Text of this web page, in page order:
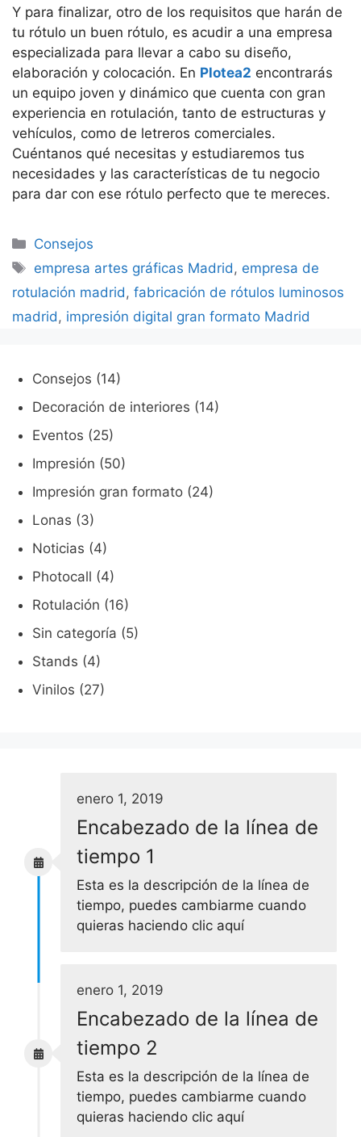
Y para finalizar, otro de los requisitos que harán de
tu rótulo un buen rótulo, es acudir a una empresa
especializada para llevar a cabo su diseño,
elaboración y colocación. En Plotea2 encontrarás
un equipo joven y dinámico que cuenta con gran
experiencia en rotulación, tanto de estructuras y
vehículos, como de letreros comerciales.
Cuéntanos qué necesitas y estudiaremos tus
necesidades y las características de tu negocio
para dar con ese rótulo perfecto que te mereces.
Categorías
Consejos
Etiquetas
empresa artes gráficas Madrid , empresa de
rotulación madrid , fabricación de rótulos luminosos
madrid , impresión digital gran formato Madrid
Consejos (14)
Decoración de interiores (14)
Eventos (25)
Impresión (50)
Impresión gran formato (24)
Lonas (3)
Noticias (4)
Photocall (4)
Rotulación (16)
Sin categoría (5)
Stands (4)
Vinilos (27)
enero 1, 2019
Encabezado de la línea de
tiempo 1
Esta es la descripción de la línea de
tiempo, puedes cambiarme cuando
quieras haciendo clic aquí
enero 1, 2019
Encabezado de la línea de
tiempo 2
Esta es la descripción de la línea de
tiempo, puedes cambiarme cuando
quieras haciendo clic aquí